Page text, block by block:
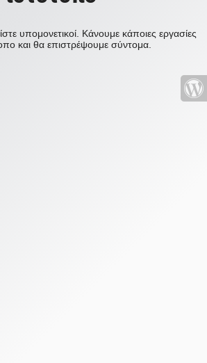
υπομονετικοί. Κάνουμε κάποιες εργασίες
και θα επιστρέψουμε σύντομα.